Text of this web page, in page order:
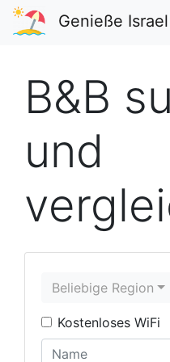
Genieße Israel
B&B
und
Region
Beliebige Region
Kostenloses WiFi
Name